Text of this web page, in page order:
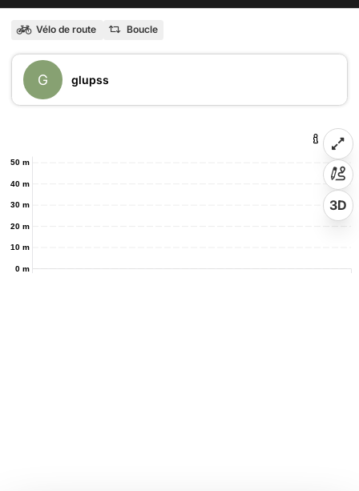
Vélo de route Boucle
G glupss
0 m
10 m
20 m
30 m
40 m
50 m
3D